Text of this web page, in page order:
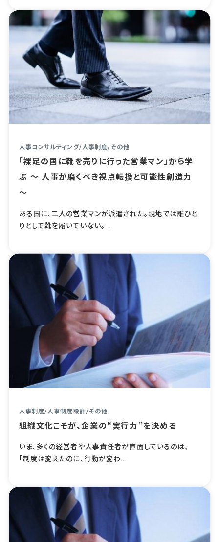
人事コンサルティング/ 人事制度/その他
「裸足の国に靴を売りに行った営業マン」から学
ぶ ～ 人事が磨くべき視点転換と可能性創造力
～
ある国に、二人の営業マンが派遣された。現地では誰ひと
りとして靴を履いていない。 …
人事制度/人事制度設計/その他
組織文化こそが、企業の“実行力”を決める
いま、多くの経営者や人事責任者が直面しているのは、
「制度は変えたのに、行動が変わ…